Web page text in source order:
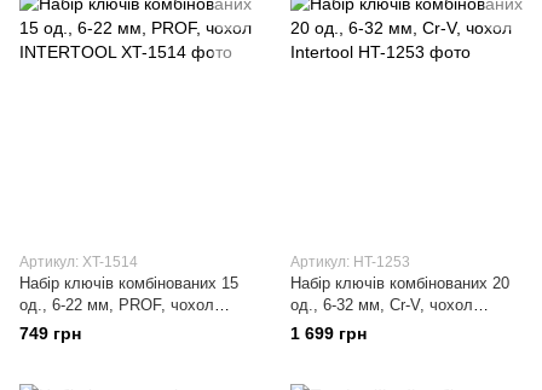
Артикул: XT-1514
Набір ключів комбінованих 15
од., 6-22 мм, PROF, чохол
INTERTOOL
749 грн
Артикул: HT-1253
Набір ключів комбінованих 20
од., 6-32 мм, Cr-V, чохол
Intertool
1 699 грн